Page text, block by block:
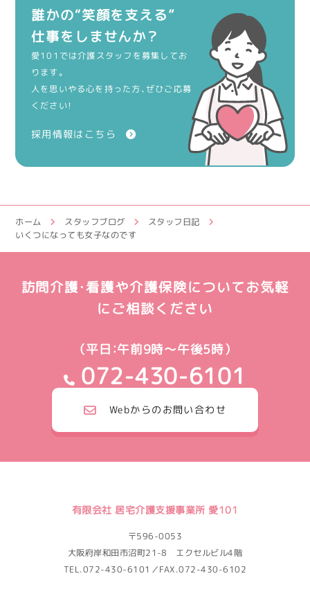
誰かの“笑顔を支える”
仕事をしませんか？
愛101では介護スタッフを募集してお
ります。
人を思いやる心を持った方、ぜひご応募
ください！
採用情報はこちら
ホーム スタッフブログ
スタッフ日記
いくつになっても女子なのです
訪問介護・看護や介護保険についてお気軽
にご相談ください
（平日：午前9時～午後5時）
072-430-6101
Webからのお問い合わせ
有限会社 居宅介護支援事業所 愛101
〒596-0053
大阪府岸和田市沼町21-8 エクセルビル4階
TEL.072-430-6101／FAX.072-430-6102